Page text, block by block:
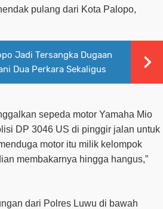
pulang dari Kota Palopo,
Jadi Tersangka Dugaan
Dua Perkara Sekaligus
sepeda motor Yamaha Mio
DP 3046 US di pinggir jalan untuk
motor itu milik kelompok
membakarnya hingga hangus,”
dari Polres Luwu di bawah